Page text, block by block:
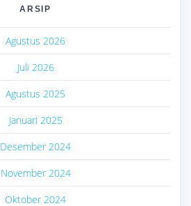
ARSIP
Agustus 2026
Juli 2026
Agustus 2025
Januari 2025
Desember 2024
November 2024
Oktober 2024